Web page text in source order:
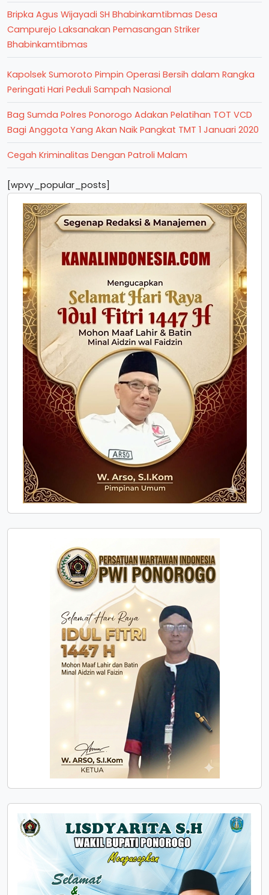
Bripka Agus Wijayadi SH Bhabinkamtibmas Desa
Campurejo Laksanakan Pemasangan Striker
Bhabinkamtibmas
Kapolsek Sumoroto Pimpin Operasi Bersih dalam Rangka
Peringati Hari Peduli Sampah Nasional
Bag Sumda Polres Ponorogo Adakan Pelatihan TOT VCD
Bagi Anggota Yang Akan Naik Pangkat TMT 1 Januari 2020
Cegah Kriminalitas Dengan Patroli Malam
[wpvy_popular_posts]